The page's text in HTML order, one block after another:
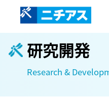
研究開発
Research &